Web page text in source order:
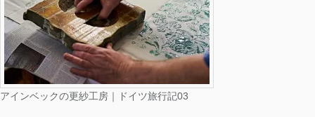
アインベックの更紗工房｜ドイツ旅行記03